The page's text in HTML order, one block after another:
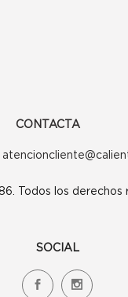
CONTACTA
Todos los derechos
SOCIAL